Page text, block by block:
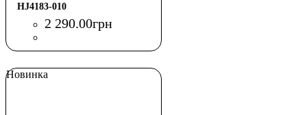
HJ4183-010
2 290.00грн
Новинка